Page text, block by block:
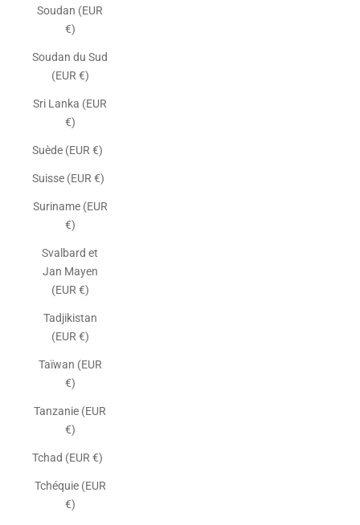
Soudan (EUR
€)
Soudan du Sud
(EUR €)
Sri Lanka (EUR
€)
Suède (EUR €)
Suisse (EUR €)
Suriname (EUR
€)
Svalbard et
Jan Mayen
(EUR €)
Tadjikistan
(EUR €)
Taïwan (EUR
€)
Tanzanie (EUR
€)
Tchad (EUR €)
Tchéquie (EUR
€)